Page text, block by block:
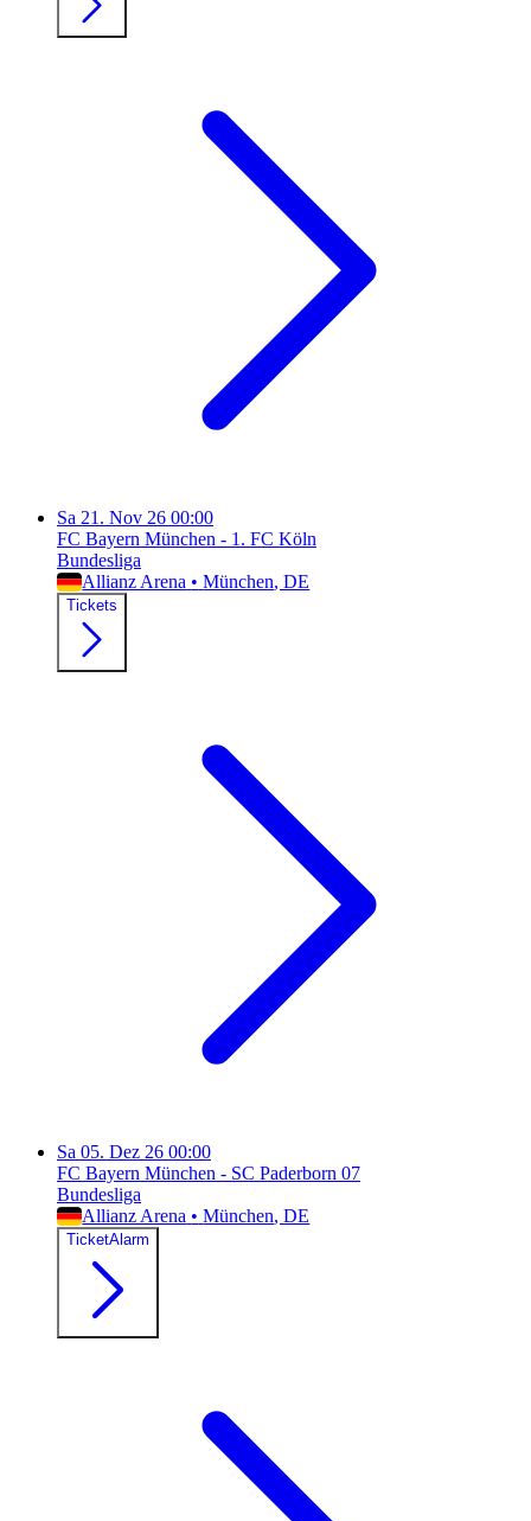
Sa 21. Nov 26 00:00
FC Bayern München - 1. FC Köln
Bundesliga
Allianz Arena • München, DE
Tickets
Sa 05. Dez 26 00:00
FC Bayern München - SC Paderborn 07
Bundesliga
Allianz Arena • München, DE
TicketAlarm